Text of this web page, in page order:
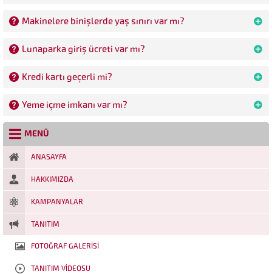
Makinelere binişlerde yaş sınırı var mı?
Lunaparka giriş ücreti var mı?
Kredi kartı geçerli mi?
Yeme içme imkanı var mı?
MENÜ
ANASAYFA
HAKKIMIZDA
KAMPANYALAR
TANITIM
FOTOĞRAF GALERISI
TANITIM VIDEOSU